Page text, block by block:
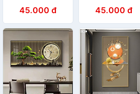
45.000 đ
kèm theo ốc vít
45.000 đ